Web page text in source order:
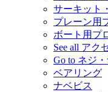
サーキット
プレーン用
ボート用プ
See all アク
Go to ネジ
ベアリング
ナベビス